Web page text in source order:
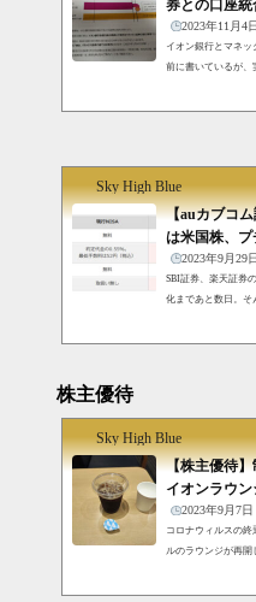
券との口座
来た2023年11月4日
イオン銀行とマネッ
前に書いているが、
持っている。イオン
を契約していたので
から作ったが、魅力
なくて結局使ってい
イオン銀行はマネ
るので、別々に持
オン銀行の口座を...
Sky High Blue
【auカブコ
は米国株、
料化を発表
2023年9月29日
SBI証券、楽天証券
化まであと数日。そ
る。ネット証券5社
auカブコム、松井
追従しないと宣言し
定して無料化を発表
に、新NISA口座が
手数料を無料に...
株主優待
Sky High Blue
【株主優待
イオンラウ
2023年9月7日
コロナウィルスの
ルのラウンジが再開